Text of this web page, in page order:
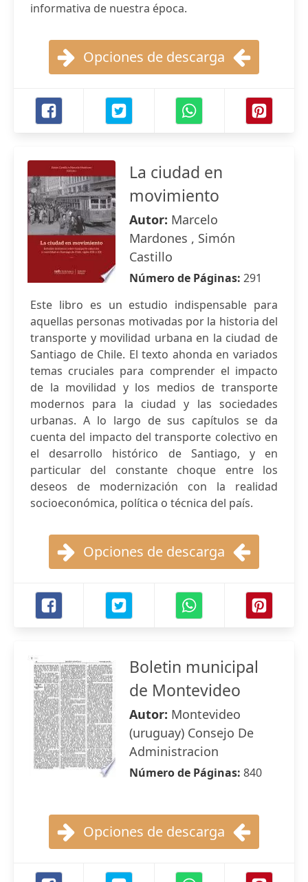
informativa de nuestra época.
Opciones de descarga
La ciudad en
movimiento
Autor: Marcelo
Mardones , Simón
Castillo
Número de Páginas: 291
Este libro es un estudio indispensable para
aquellas personas motivadas por la historia del
transporte y movilidad urbana en la ciudad de
Santiago de Chile. El texto ahonda en variados
temas cruciales para comprender el impacto
de la movilidad y los medios de transporte
modernos para la ciudad y las sociedades
urbanas. A lo largo de sus capítulos se da
cuenta del impacto del transporte colectivo en
el desarrollo histórico de Santiago, y en
particular del constante choque entre los
deseos de modernización con la realidad
socioeconómica, política o técnica del país.
Opciones de descarga
Boletin municipal
de Montevideo
Autor: Montevideo
(uruguay) Consejo De
Administracion
Número de Páginas: 840
Opciones de descarga